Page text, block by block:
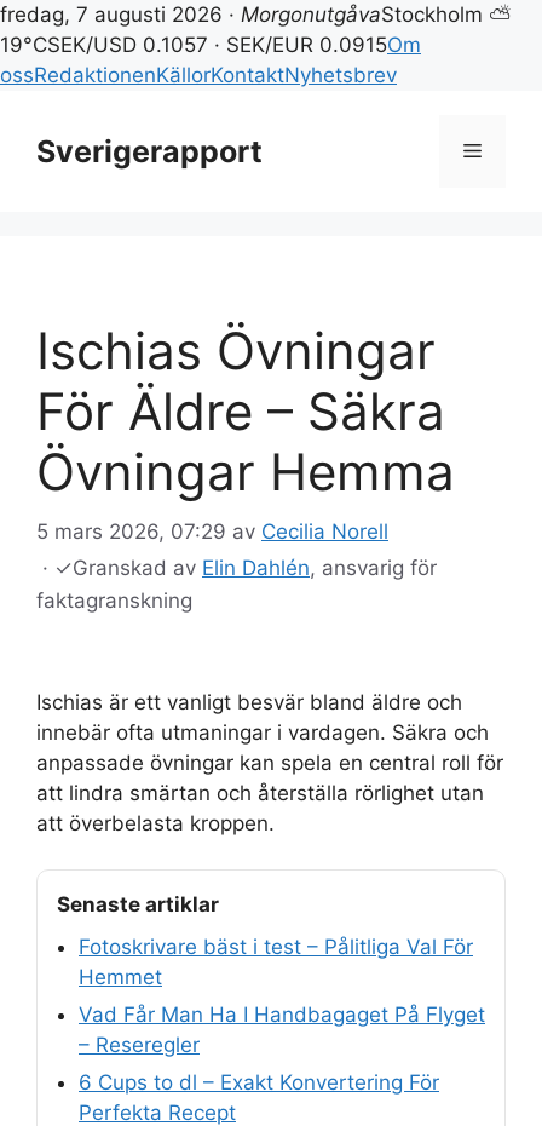
fredag, 7 augusti 2026 · MorgonutgåvaStockholm ⛅
19°CSEK/USD 0.1057 · SEK/EUR 0.0915Om
ossRedaktionenKällorKontaktNyhetsbrev
innehållSverigerapport Meny
Ischias Övningar
För Äldre – Säkra
Övningar Hemma
5 mars 2026, 07:29 av Cecilia Norell
· ✓Granskad av Elin Dahlén, ansvarig för
faktagranskning
Ischias är ett vanligt besvär bland äldre och
innebär ofta utmaningar i vardagen. Säkra och
anpassade övningar kan spela en central roll för
att lindra smärtan och återställa rörlighet utan
att överbelasta kroppen.
Senaste artiklar
Fotoskrivare bäst i test – Pålitliga Val För
Hemmet
Vad Får Man Ha I Handbagaget På Flyget
– Reseregler
6 Cups to dl – Exakt Konvertering För
Perfekta Recept